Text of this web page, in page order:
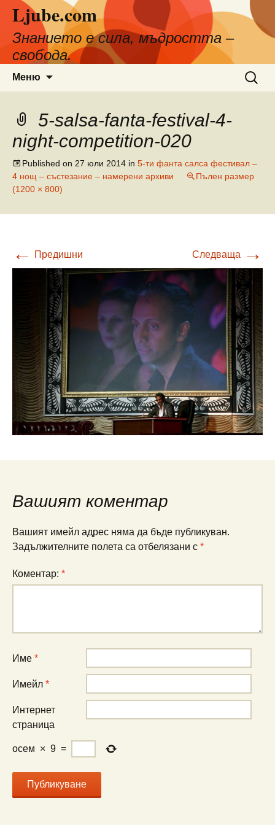
съдържанието
Ljube.com
Знанието е сила, мъдростта –
свобода.
Меню
за:
5-salsa-fanta-festival-4-
night-competition-020
Published on 27 юли 2014 in 5-ти фанта салса фестивал –
4 нощ – състезание – намерени архиви
Пълен размер
(1200 × 800)
← Предишни Следваща →
Вашият коментар
Вашият имейл адрес няма да бъде публикуван.
Задължителните полета са отбелязани с *
Коментар: *
Име *
Имейл *
Интернет
страница
осем × 9 =